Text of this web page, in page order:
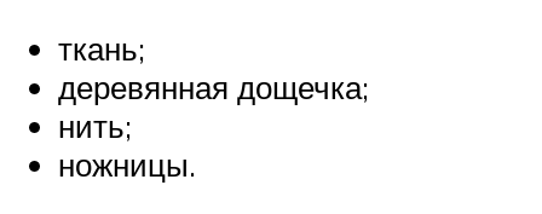
ткань;
деревянная дощечка;
нить;
ножницы.